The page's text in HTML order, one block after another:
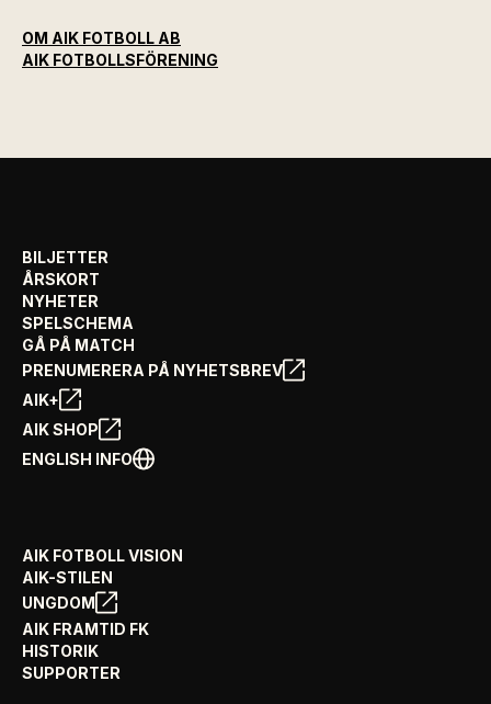
OM AIK FOTBOLL AB
AIK FOTBOLLSFÖRENING
BILJETTER
ÅRSKORT
NYHETER
SPELSCHEMA
GÅ PÅ MATCH
PRENUMERERA PÅ NYHETSBREV
AIK+
AIK SHOP
ENGLISH INFO
AIK FOTBOLL VISION
AIK-STILEN
UNGDOM
AIK FRAMTID FK
HISTORIK
SUPPORTER